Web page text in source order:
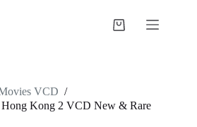
VCD /
Kong 2 VCD New & Rare